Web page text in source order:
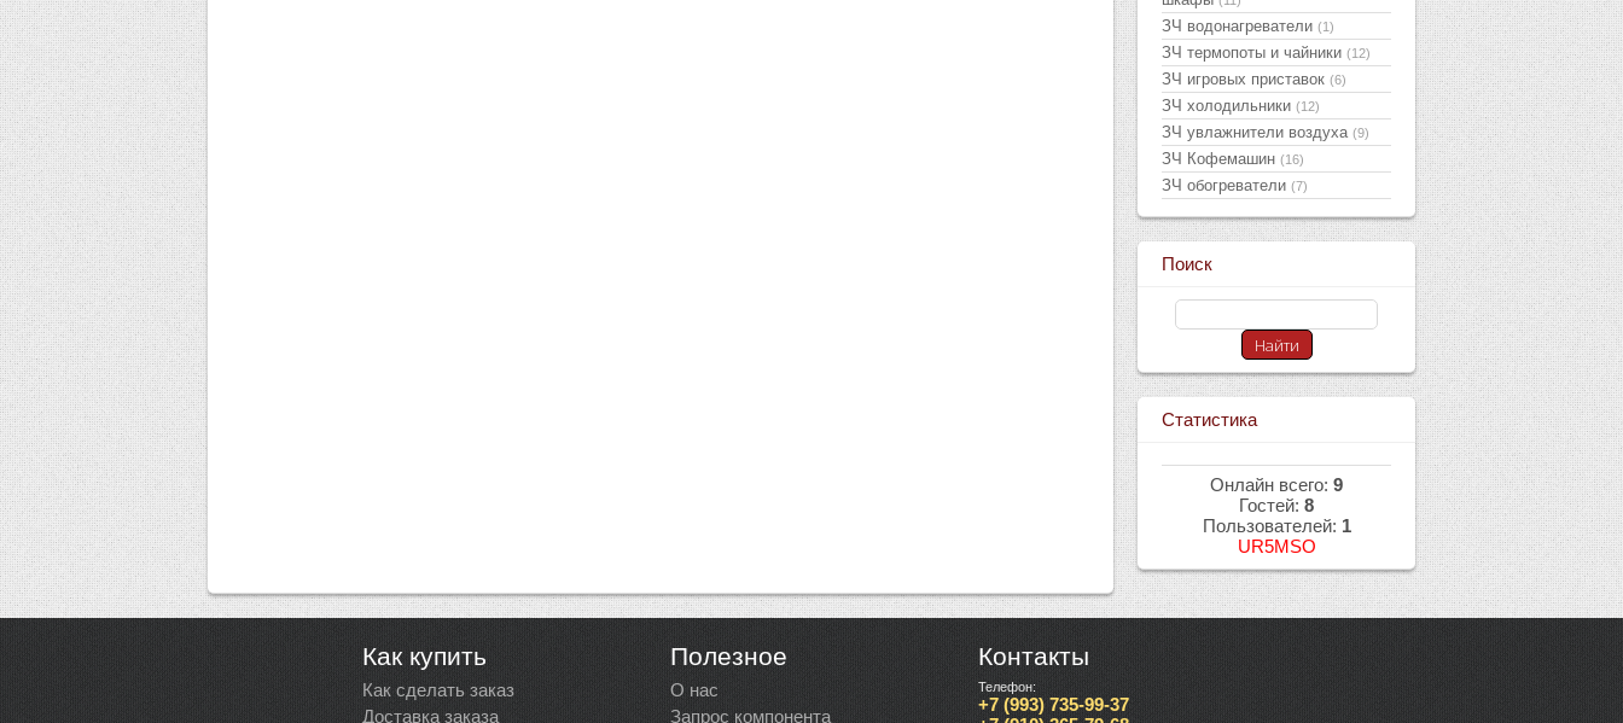
ЗЧ водонагреватели (1)
ЗЧ термопоты и чайники (12)
ЗЧ игровых приставок (6)
ЗЧ холодильники (12)
ЗЧ увлажнители воздуха (9)
ЗЧ Кофемашин (16)
ЗЧ обогреватели (7)
Поиск
Статистика
Онлайн всего: 9
Гостей: 8
Пользователей: 1
UR5MSO
Как купить
Как сделать заказ
Доставка заказа
Полезное
О нас
Запрос компонента
Контакты
Телефон:
+7 (993) 735-99-37